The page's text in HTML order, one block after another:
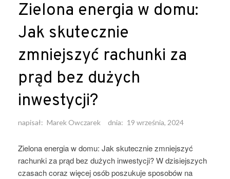
Zielona energia w domu:
Jak skutecznie
zmniejszyć rachunki za
prąd bez dużych
inwestycji?
napisał: Marek Owczarek dnia: 19 września, 2024
Zielona energia w domu: Jak skutecznie zmniejszyć
rachunki za prąd bez dużych inwestycji? W dzisiejszych
czasach coraz więcej osób poszukuje sposobów na